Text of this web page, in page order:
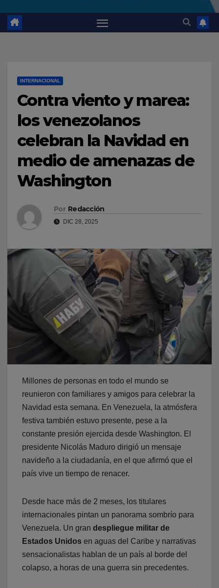
INTERNACIONAL
Contra viento y marea:
los venezolanos
celebran la Navidad en
medio de amenazas de
Washington
Por Redacción
DIC 28, 2025
Millones de personas en todo el mundo se
reunieron con familiares y amigos para celebrar la
Navidad esta semana. En Venezuela, la atmósfera
festiva también estuvo presente, pese a la
constante presión ejercida desde Washington. El
presidente Nicolás Maduro dirigió un mensaje
navideño a la ciudadanía, en el que afirmó que el
país vive un tiempo de renacer.
Desde hace más de 2 meses, los titulares
internacionales pintan un panorama sombrío para
Venezuela. Un gran despliegue militar de
Estados Unidos en aguas del Caribe y narrativas
sensacionalistas hablan de un país al borde del
colapso, a horas de una guerra sin precedentes.